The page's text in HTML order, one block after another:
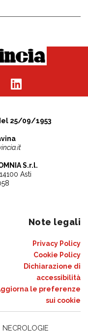
25/09/1953
S.r.l.
Asti
Note legali
Privacy Policy
Cookie Policy
Dichiarazione di
accessibilità
le preferenze
sui cookie
NECROLOGIE